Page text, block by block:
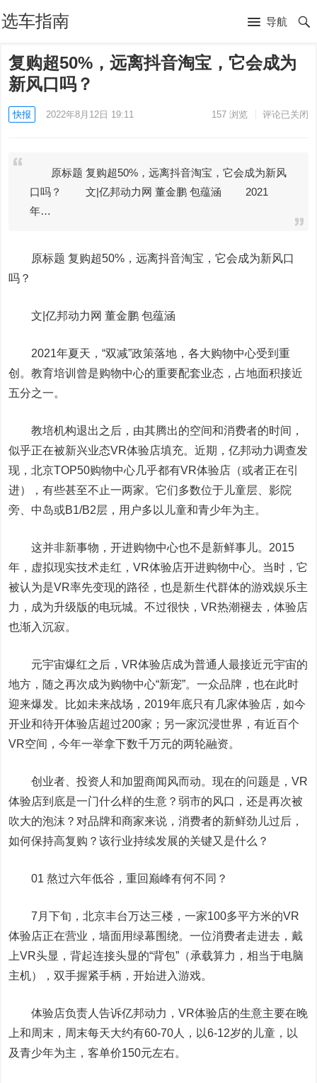
选车指南 导航
复购超50%，远离抖音淘宝，它会成为
新风口吗？
快报 2022年8月12日 19:11 157浏览 评论已关闭
原标题 复购超50%，远离抖音淘宝，它会成为新风
口吗？ 文|亿邦动力网 董金鹏 包蕴涵 2021
年…
原标题 复购超50%，远离抖音淘宝，它会成为新风口
吗？
文|亿邦动力网 董金鹏 包蕴涵
2021年夏天，“双减”政策落地，各大购物中心受到重
创。教育培训曾是购物中心的重要配套业态，占地面积接近
五分之一。
教培机构退出之后，由其腾出的空间和消费者的时间，
似乎正在被新兴业态VR体验店填充。近期，亿邦动力调查发
现，北京TOP50购物中心几乎都有VR体验店（或者正在引
进），有些甚至不止一两家。它们多数位于儿童层、影院
旁、中岛或B1/B2层，用户多以儿童和青少年为主。
这并非新事物，开进购物中心也不是新鲜事儿。2015
年，虚拟现实技术走红，VR体验店开进购物中心。当时，它
被认为是VR率先变现的路径，也是新生代群体的游戏娱乐主
力，成为升级版的电玩城。不过很快，VR热潮褪去，体验店
也渐入沉寂。
元宇宙爆红之后，VR体验店成为普通人最接近元宇宙的
地方，随之再次成为购物中心“新宠”。一众品牌，也在此时
迎来爆发。比如未来战场，2019年底只有几家体验店，如今
开业和待开体验店超过200家；另一家沉浸世界，有近百个
VR空间，今年一举拿下数千万元的两轮融资。
创业者、投资人和加盟商闻风而动。现在的问题是，VR
体验店到底是一门什么样的生意？弱市的风口，还是再次被
吹大的泡沫？对品牌和商家来说，消费者的新鲜劲儿过后，
如何保持高复购？该行业持续发展的关键又是什么？
01 熬过六年低谷，重回巅峰有何不同？
7月下旬，北京丰台万达三楼，一家100多平方米的VR
体验店正在营业，墙面用绿幕围绕。一位消费者走进去，戴
上VR头显，背起连接头显的“背包”（承载算力，相当于电脑
主机），双手握紧手柄，开始进入游戏。
体验店负责人告诉亿邦动力，VR体验店的生意主要在晚
上和周末，周末每天大约有60-70人，以6-12岁的儿童，以
及青少年为主，客单价150元左右。